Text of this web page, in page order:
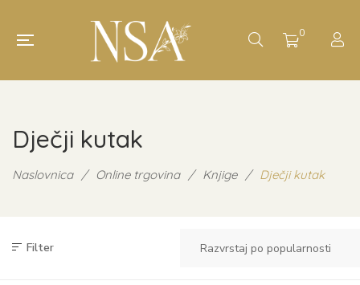
0
Dječji kutak
Naslovnica / Online trgovina / Knjige / Dječji kutak
Filter